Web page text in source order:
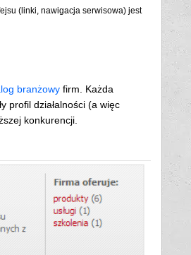
(linki, nawigacja serwisowa) jest
branżowy firm. Każda
profil działalności (a więc
konkurencji.